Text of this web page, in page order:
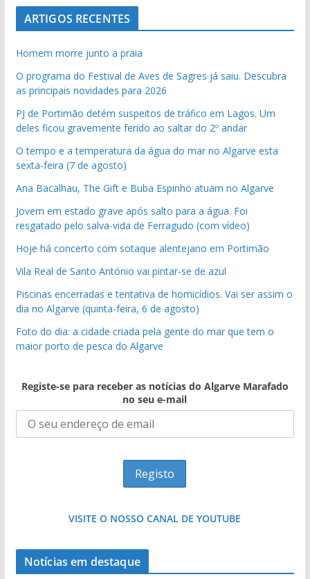
pub
ARTIGOS RECENTES
Homem morre junto a praia
O programa do Festival de Aves de Sagres já saiu. Descubra
as principais novidades para 2026
PJ de Portimão detém suspeitos de tráfico em Lagos. Um
deles ficou gravemente ferido ao saltar do 2º andar
O tempo e a temperatura da água do mar no Algarve esta
sexta-feira (7 de agosto)
Ana Bacalhau, The Gift e Buba Espinho atuam no Algarve
Jovem em estado grave após salto para a água. Foi
resgatado pelo salva-vida de Ferragudo (com vídeo)
Hoje há concerto com sotaque alentejano em Portimão
Vila Real de Santo António vai pintar-se de azul
Piscinas encerradas e tentativa de homicídios. Vai ser assim o
dia no Algarve (quinta-feira, 6 de agosto)
Foto do dia: a cidade criada pela gente do mar que tem o
maior porto de pesca do Algarve
Registe-se para receber as notícias do Algarve Marafado
no seu e-mail
VISITE O NOSSO CANAL DE YOUTUBE
Notícias em destaque
Foto do dia: uma cidade algarvia que cresceu
entre redes e fábricas
Tempestades roubam areia de praias e põem
arribas em risco no Algarve (com vídeo)